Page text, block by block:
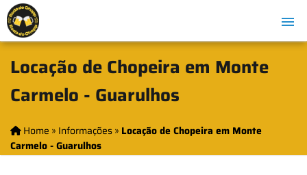
Locação de Chopeira em Monte
Carmelo - Guarulhos
Home » Informações» Locação de Chopeira em Monte
Carmelo - Guarulhos